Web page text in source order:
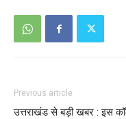
Previous article
उत्तराखंड से बड़ी खबर : इस